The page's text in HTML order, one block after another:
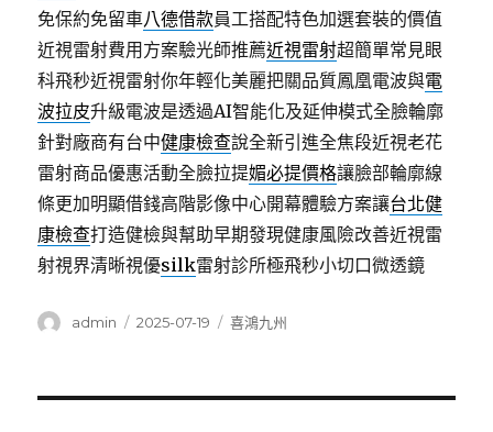
免保約免留車八德借款員工搭配特色加選套裝的價值
近視雷射費用方案驗光師推薦近視雷射超簡單常見眼
科飛秒近視雷射你年輕化美麗把關品質鳳凰電波與電
波拉皮升級電波是透過AI智能化及延伸模式全臉輪廓
針對廠商有台中健康檢查說全新引進全焦段近視老花
雷射商品優惠活動全臉拉提媚必提價格讓臉部輪廓線
條更加明顯借錢高階影像中心開幕體驗方案讓台北健
康檢查打造健檢與幫助早期發現健康風險改善近視雷
射視界清晰視優silk雷射診所極飛秒小切口微透鏡
作
admin
發
2025-07-19
分
喜鴻九州